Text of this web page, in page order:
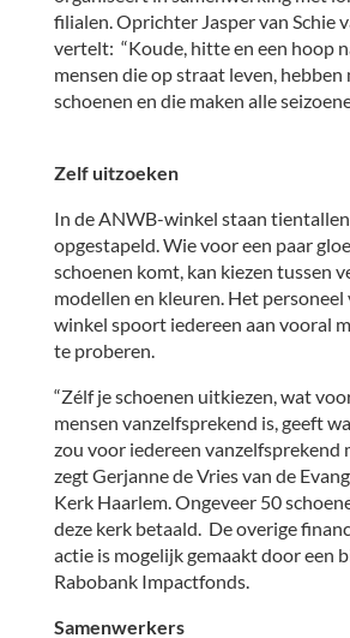
filialen. Oprichter Jasper van Schie
vertelt: “Koude, hitte en een hoop
mensen die op straat leven, hebben
schoenen en die maken alle
Zelf uitzoeken
In de ANWB-winkel staan
opgestapeld. Wie voor een paar
schoenen komt, kan kiezen tussen
modellen en kleuren. Het
winkel spoort iedereen aan vooral
te proberen.
“Zélf je schoenen uitkiezen, wat
mensen vanzelfsprekend is, geeft
zou voor iedereen vanzelfsprekend
zegt Gerjanne de Vries van de
Kerk Haarlem. Ongeveer 50
deze kerk betaald. De overige
actie is mogelijk gemaakt door een
Rabobank Impactfonds.
Samenwerkers